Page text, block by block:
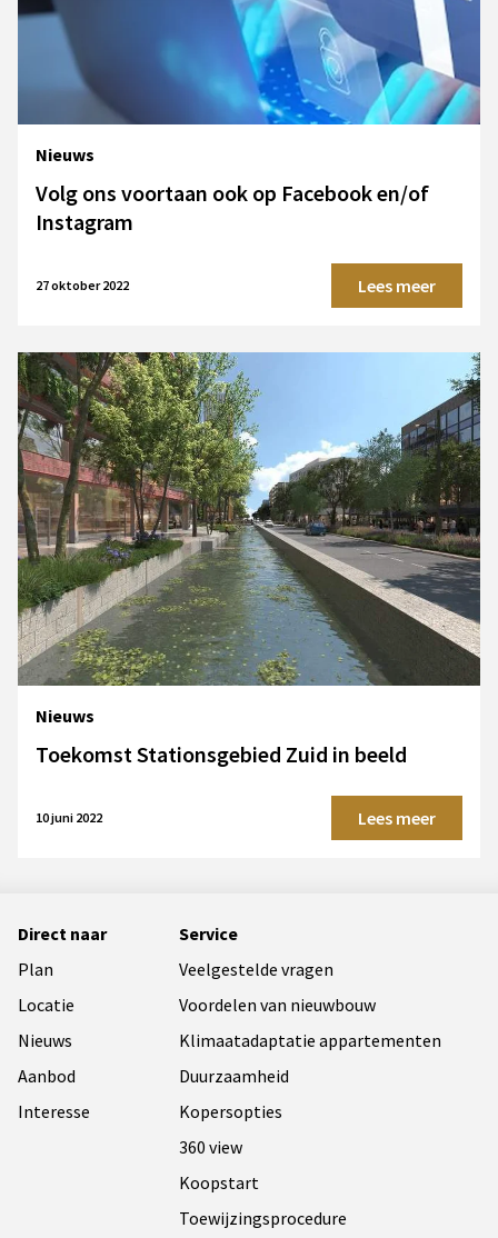
Nieuws
Volg ons voortaan ook op Facebook en/of
Instagram
27 oktober 2022 Lees meer
Nieuws
Toekomst Stationsgebied Zuid in beeld
10 juni 2022 Lees meer
Direct naar
Plan
Locatie
Nieuws
Aanbod
Interesse
Service
Veelgestelde vragen
Voordelen van nieuwbouw
Klimaatadaptatie appartementen
Duurzaamheid
Kopersopties
360 view
Koopstart
Toewijzingsprocedure